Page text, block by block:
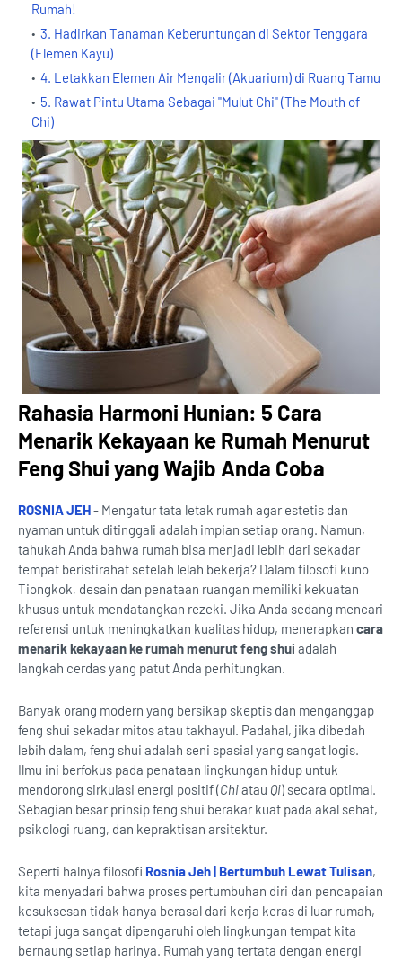
Rumah!
3. Hadirkan Tanaman Keberuntungan di Sektor Tenggara
(Elemen Kayu)
4. Letakkan Elemen Air Mengalir (Akuarium) di Ruang Tamu
5. Rawat Pintu Utama Sebagai "Mulut Chi" (The Mouth of
Chi)
Rahasia Harmoni Hunian: 5 Cara
Menarik Kekayaan ke Rumah Menurut
Feng Shui yang Wajib Anda Coba
ROSNIA JEH- Mengatur tata letak rumah agar estetis dan
nyaman untuk ditinggali adalah impian setiap orang. Namun,
tahukah Anda bahwa rumah bisa menjadi lebih dari sekadar
tempat beristirahat setelah lelah bekerja? Dalam filosofi kuno
Tiongkok, desain dan penataan ruangan memiliki kekuatan
khusus untuk mendatangkan rezeki. Jika Anda sedang mencari
referensi untuk meningkatkan kualitas hidup, menerapkan cara
menarik kekayaan ke rumah menurut feng shui adalah
langkah cerdas yang patut Anda perhitungkan.
Banyak orang modern yang bersikap skeptis dan menganggap
feng shui sekadar mitos atau takhayul. Padahal, jika dibedah
lebih dalam, feng shui adalah seni spasial yang sangat logis.
Ilmu ini berfokus pada penataan lingkungan hidup untuk
mendorong sirkulasi energi positif (Chiatau Qi) secara optimal.
Sebagian besar prinsip feng shui berakar kuat pada akal sehat,
psikologi ruang, dan kepraktisan arsitektur.
Seperti halnya filosofi Rosnia Jeh | Bertumbuh Lewat Tulisan,
kita menyadari bahwa proses pertumbuhan diri dan pencapaian
kesuksesan tidak hanya berasal dari kerja keras di luar rumah,
tetapi juga sangat dipengaruhi oleh lingkungan tempat kita
bernaung setiap harinya. Rumah yang tertata dengan energi